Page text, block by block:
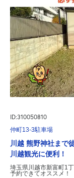
ID:310050810
仲町13-3駐車場
川越 熊野神社まで
川越観光に便利！
埼玉県川越市新富町1
予約できてオススメ！